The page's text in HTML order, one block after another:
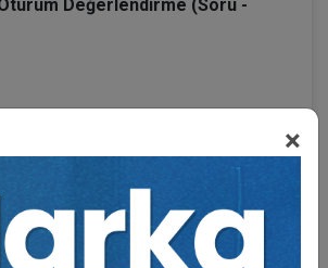
×
Değerlendirme (Soru -